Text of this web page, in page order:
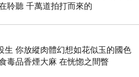
聆聽 千萬道拍打而來的
生 你放縱肉體幻想如花似玉的國色
毒品香煙大麻 在恍惚之間瞥